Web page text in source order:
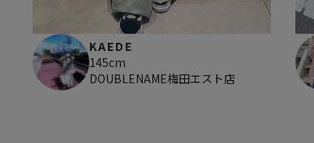
KAEDE
145cm
DOUBLENAME梅田エスト店